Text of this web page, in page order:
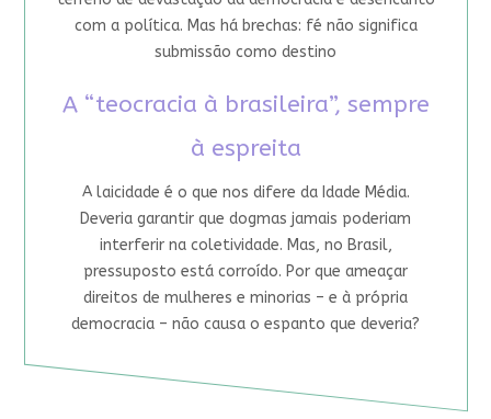
com a política. Mas há brechas: fé não significa
submissão como destino
A “teocracia à brasileira”, sempre
à espreita
A laicidade é o que nos difere da Idade Média.
Deveria garantir que dogmas jamais poderiam
interferir na coletividade. Mas, no Brasil,
pressuposto está corroído. Por que ameaçar
direitos de mulheres e minorias – e à própria
democracia – não causa o espanto que deveria?